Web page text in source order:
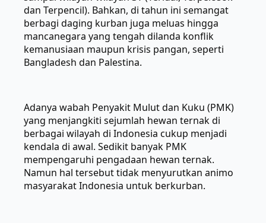
dan Terpencil). Bahkan, di tahun ini semangat
berbagi daging kurban juga meluas hingga
mancanegara yang tengah dilanda konflik
kemanusiaan maupun krisis pangan, seperti
Bangladesh dan Palestina.
Adanya wabah Penyakit Mulut dan Kuku (PMK)
yang menjangkiti sejumlah hewan ternak di
berbagai wilayah di Indonesia cukup menjadi
kendala di awal. Sedikit banyak PMK
mempengaruhi pengadaan hewan ternak.
Namun hal tersebut tidak menyurutkan animo
masyarakat Indonesia untuk berkurban.